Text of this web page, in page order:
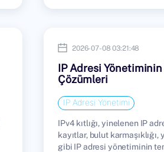
2026-07-08 03:21:48
IP Adresi Yönetiminin
Çözümleri
IP Adresi Yönetimi
IPv4 kıtlığı, yinelenen IP
kayıtlar, bulut
gibi IP adresi yönetiminin